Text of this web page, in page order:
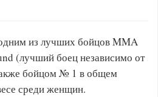
из лучших бойцов MMA
(лучший боец независимо от
бойцом № 1 в общем
среди женщин.